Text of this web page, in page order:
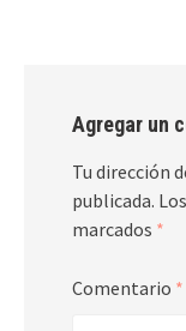
Agregar un
Tu dirección
publicada.
marcados *
Comentario *